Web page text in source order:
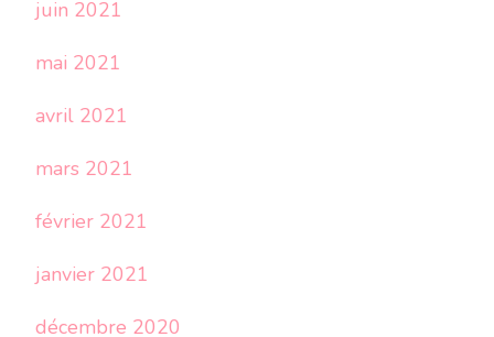
juin 2021
mai 2021
avril 2021
mars 2021
février 2021
janvier 2021
décembre 2020